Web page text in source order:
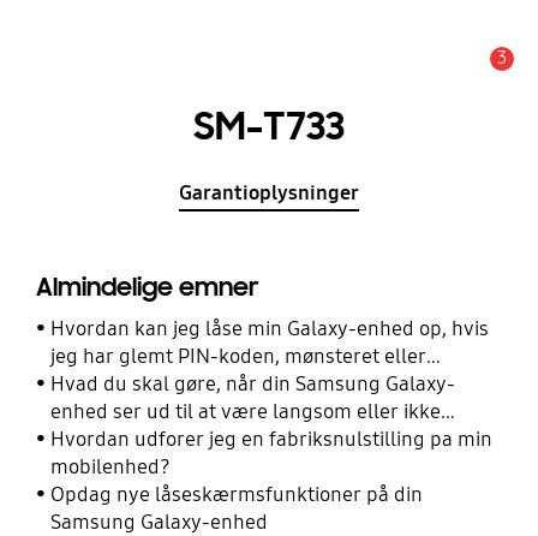
3
SM-T733
Garantioplysninger
Almindelige emner
Hvordan kan jeg låse min Galaxy-enhed op, hvis
jeg har glemt PIN-koden, mønsteret eller
adgangskoden?
Hvad du skal gøre, når din Samsung Galaxy-
enhed ser ud til at være langsom eller ikke
reagerer
Hvordan udforer jeg en fabriksnulstilling pa min
mobilenhed?
Opdag nye låseskærmsfunktioner på din
Samsung Galaxy-enhed